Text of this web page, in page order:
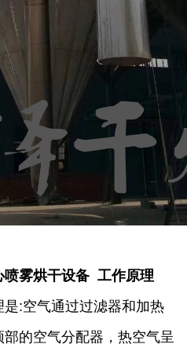
喷雾烘干设备 工作原理
:空气通过过滤器和加热
的空气分配器，热空气呈